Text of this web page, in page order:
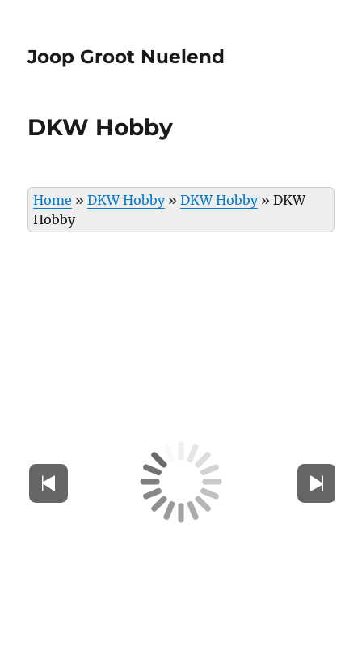
Joop Groot Nuelend
DKW Hobby
Home »DKW Hobby»DKW Hobby»DKW
Hobby